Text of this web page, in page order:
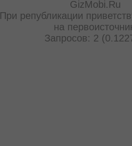
GizMobi.Ru
При републикации
на
Запросов: 2